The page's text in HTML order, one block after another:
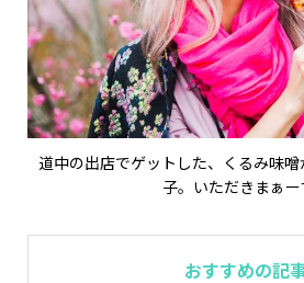
道中の出店でゲットした、くるみ味
子。いただきまぁー
おすすめの記